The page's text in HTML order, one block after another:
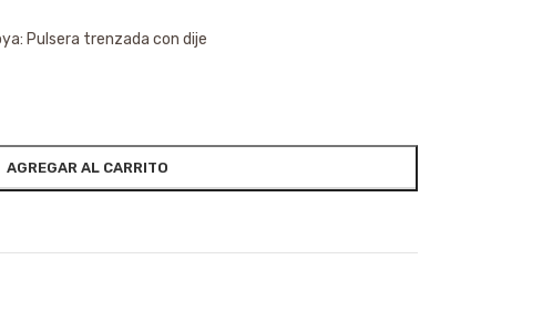
Pulsera trenzada con dije
AGREGAR AL CARRITO